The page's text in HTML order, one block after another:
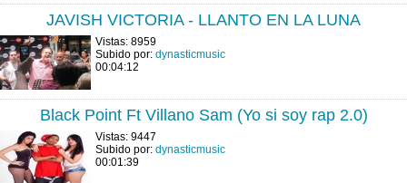
JAVISH VICTORIA - LLANTO EN LA LUNA
Vistas: 8959
Subido por: dynasticmusic
00:04:12
Black Point Ft Villano Sam (Yo si soy rap 2.0)
Vistas: 9447
Subido por: dynasticmusic
00:01:39